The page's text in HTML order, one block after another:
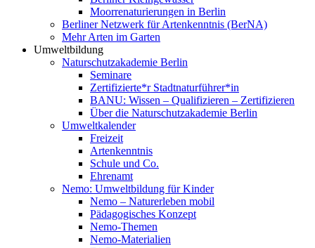
Moorrenaturierungen in Berlin
Berliner Netzwerk für Artenkenntnis (BerNA)
Mehr Arten im Garten
Umweltbildung
Naturschutzakademie Berlin
Seminare
Zertifizierte*r Stadtnaturführer*in
BANU: Wissen – Qualifizieren – Zertifizieren
Über die Naturschutzakademie Berlin
Umweltkalender
Freizeit
Artenkenntnis
Schule und Co.
Ehrenamt
Nemo: Umweltbildung für Kinder
Nemo – Naturerleben mobil
Pädagogisches Konzept
Nemo-Themen
Nemo-Materialien